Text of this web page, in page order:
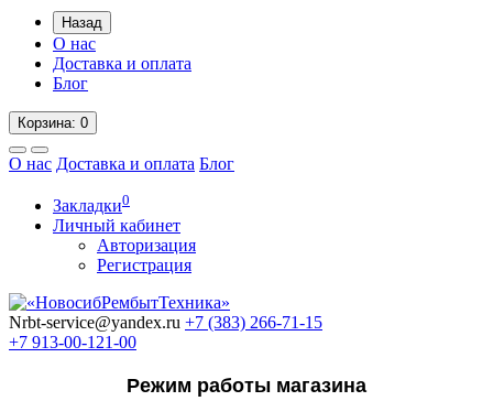
Назад
О нас
Доставка и оплата
Блог
Корзина: 0
О нас Доставка и оплата Блог
Закладки0
Личный кабинет
Авторизация
Регистрация
Nrbt-service@yandex.ru +7 (383) 266-71-15
+7 913-00-121-00
Режим работы магазина